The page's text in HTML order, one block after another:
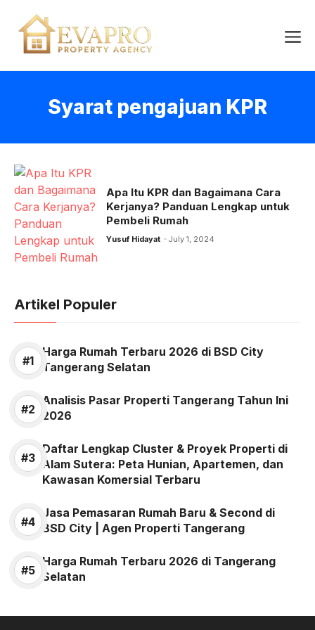
content
Syarat pengajuan KPR
Apa Itu KPR dan Bagaimana Cara
Kerjanya? Panduan Lengkap untuk
Pembeli Rumah
Yusuf Hidayat July 1, 2024
Artikel Populer
Harga Rumah Terbaru 2026 di BSD City
Tangerang Selatan
Analisis Pasar Properti Tangerang Tahun Ini
2026
Daftar Lengkap Cluster & Proyek Properti di
Alam Sutera: Peta Hunian, Apartemen, dan
Kawasan Komersial Terbaru
Jasa Pemasaran Rumah Baru & Second di
BSD City | Agen Properti Tangerang
Harga Rumah Terbaru 2026 di Tangerang
Selatan